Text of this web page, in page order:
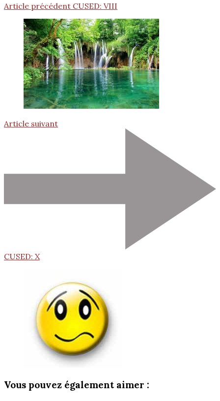
Article précédent CUSED: VIII
Article suivant
CUSED: X
Vous pouvez également aimer :